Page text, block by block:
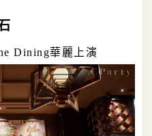
Dining華麗上演